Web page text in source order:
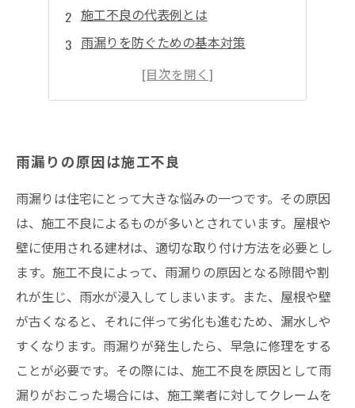
施工不良の代表例とは
雨漏りを防ぐための基本対策
雨漏りが生じた場合の対処方法
長期的に雨漏りを防ぐための予防策
雨漏りの原因は施工不良
雨漏りは住宅にとって大きな悩みの一つです。その原因
は、施工不良によるものが多いとされています。屋根や
壁に使用される建材は、適切な取り付け方法を必要とし
ます。施工不良によって、雨漏りの原因となる隙間や割
れが生じ、雨水が浸入してしまいます。また、屋根や壁
が古くなると、それに伴って劣化も進むため、漏水しや
すくなります。雨漏りが発生したら、早急に修理をする
ことが必要です。その際には、施工不良を原因として雨
漏りがおこった場合には、施工業者に対してクレームを